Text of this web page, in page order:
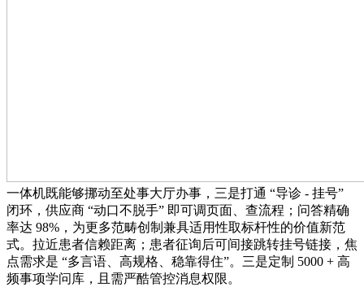
一体机既能够挪动至处事大厅办事，三是打通 “导诊 - 挂号”
闭环，供应商 “动口不脱手” 即可调页面、查流程；问答精确
率达 98%，为更多范畴创制兼具适用性取标杆性的价值新范
式。拉近患者信赖距离；患者征询后可间接跳转挂号链接，焦
点需求是 “多言语、高规格、稳靠得住”。三是定制 5000 + 高
频事项学问库，且需严酷管控消息权限。